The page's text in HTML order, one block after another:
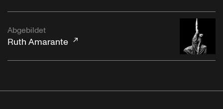
Abgebildet
Ruth Amarante